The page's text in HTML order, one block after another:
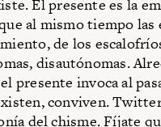
El presente es la
al mismo tiempo las
de los
disautónomas.
presente invoca al
conviven.
del chisme. Fíjate